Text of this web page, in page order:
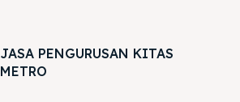
JASA PENGURUSAN KITAS
METRO